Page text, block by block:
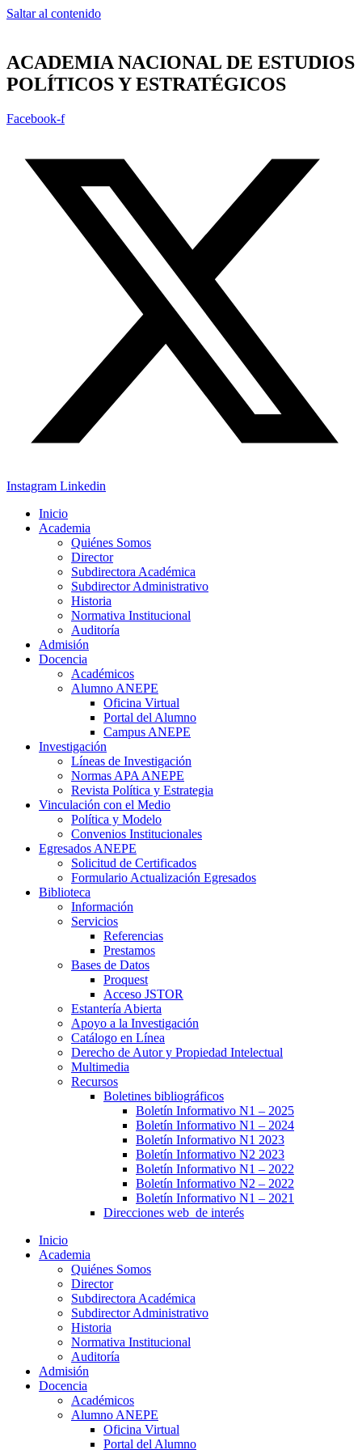
Saltar al contenido
ACADEMIA NACIONAL DE ESTUDIOS
POLÍTICOS Y ESTRATÉGICOS
Facebook-f
Instagram Linkedin
Inicio
Academia
Quiénes Somos
Director
Subdirectora Académica
Subdirector Administrativo
Historia
Normativa Institucional
Auditoría
Admisión
Docencia
Académicos
Alumno ANEPE
Oficina Virtual
Portal del Alumno
Campus ANEPE
Investigación
Líneas de Investigación
Normas APA ANEPE
Revista Política y Estrategia
Vinculación con el Medio
Política y Modelo
Convenios Institucionales
Egresados ANEPE
Solicitud de Certificados
Formulario Actualización Egresados
Biblioteca
Información
Servicios
Referencias
Prestamos
Bases de Datos
Proquest
Acceso JSTOR
Estantería Abierta
Apoyo a la Investigación
Catálogo en Línea
Derecho de Autor y Propiedad Intelectual
Multimedia
Recursos
Boletines bibliográficos
Boletín Informativo N1 – 2025
Boletín Informativo N1 – 2024
Boletín Informativo N1 2023
Boletín Informativo N2 2023
Boletín Informativo N1 – 2022
Boletín Informativo N2 – 2022
Boletín Informativo N1 – 2021
Direcciones web de interés
Inicio
Academia
Quiénes Somos
Director
Subdirectora Académica
Subdirector Administrativo
Historia
Normativa Institucional
Auditoría
Admisión
Docencia
Académicos
Alumno ANEPE
Oficina Virtual
Portal del Alumno